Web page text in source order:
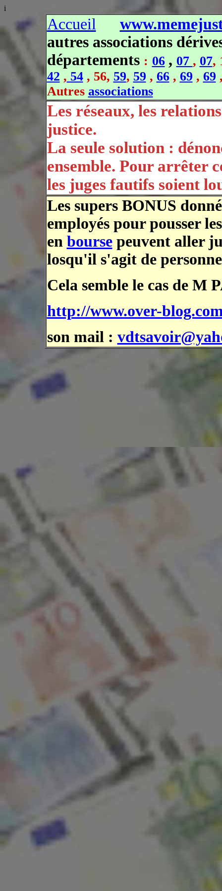
i
Accueil
autres associations
départements : 06 , 07 , 07,
42 , 54 , 56, 59, 59 , 66 , 69 , 69
Autres associations
Les réseaux, les
justice.
La seule solution :
ensemble. Pour arrêter
les juges fautifs soient
Les supers BONUS
employés pour pousser
en boursepeuvent aller
losqu'il s'agit de
Cela semble le cas de M
http://www.over-
son mail :